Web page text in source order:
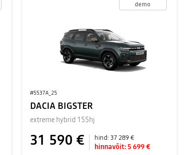
demo
#5537A_25
DACIA BIGSTER
extreme hybrid 155hj
31 590 € hind:37 289 €
hinnavõit: 5 699 €